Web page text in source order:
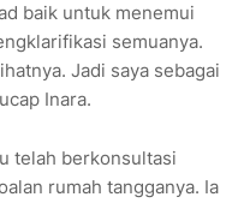
baik untuk menemui
semuanya.
Jadi saya sebagai
Inara.
telah berkonsultasi
rumah tangganya. Ia